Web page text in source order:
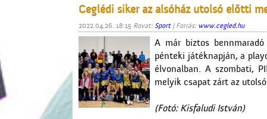
Ceglédi siker az alsóház utolsó előtti
2022.04.26. 18:15 Rovat: Sport| Forrás: www.cegled.hu
A már biztos
pénteki játéknapján, a
élvonalban. A szombati,
melyik csapat zárt az
(Fotó: Kisfaludi István)